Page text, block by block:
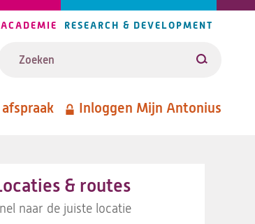
ACADEMIE RESEARCH & DEVELOPMENT
Zoeken
Inloggen Mijn Antonius
& routes
naar de juiste locatie